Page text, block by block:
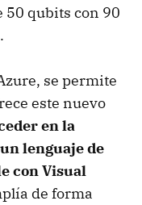
50 qubits con 90
se permite
este nuevo
en la
lenguaje de
con Visual
de forma